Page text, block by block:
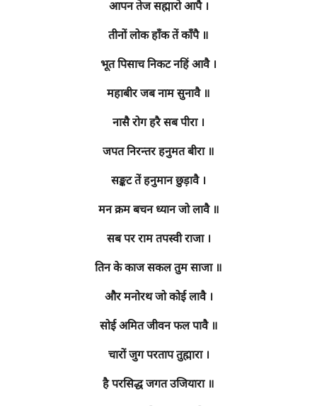
आपन तेज सह्मारो आपै ।
तीनों लोक हाँक तें काँपै ॥
भूत पिसाच निकट नहिं आवै ।
महाबीर जब नाम सुनावै ॥
नासै रोग हरै सब पीरा ।
जपत निरन्तर हनुमत बीरा ॥
सङ्कट तें हनुमान छुड़ावै ।
मन क्रम बचन ध्यान जो लावै ॥
सब पर राम तपस्वी राजा ।
तिन के काज सकल तुम साजा ॥
और मनोरथ जो कोई लावै ।
सोई अमित जीवन फल पावै ॥
चारों जुग परताप तुह्मारा ।
है परसिद्ध जगत उजियारा ॥